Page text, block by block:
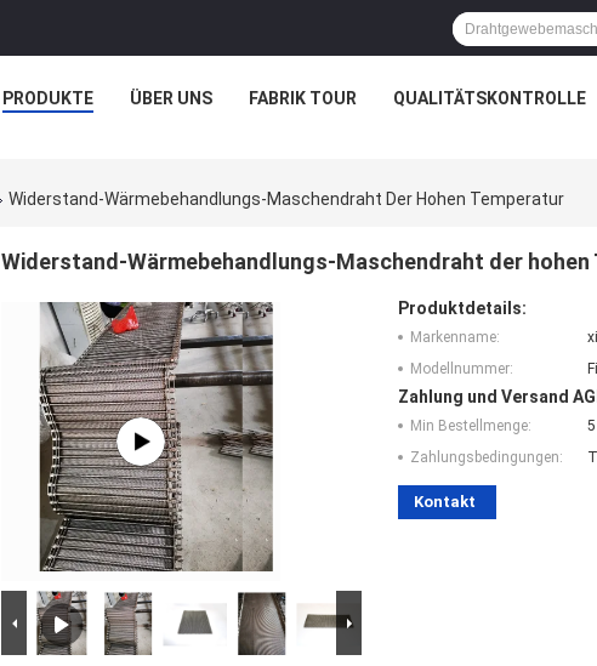
PRODUKTE ÜBER UNS FABRIK TOUR QUALITÄTSKONTROLLE
Widerstand-Wärmebehandlungs-Maschendraht Der Hohen Temperatur
Widerstand-Wärmebehandlungs-Maschendraht der hohen
Produktdetails:
Markenname:
Modellnummer:
Zahlung und Versand
Min Bestellmenge:
Zahlungsbedingungen:
Kontakt